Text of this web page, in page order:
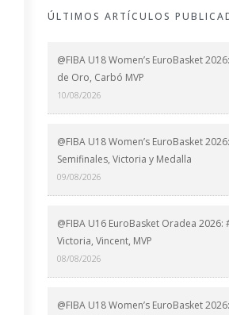
ÚLTIMOS ARTÍCULOS
@FIBA U18 Women’s EuroBasket
de Oro, Carbó MVP
10/08/2026
@FIBA U18 Women’s EuroBasket
Semifinales, Victoria y Medalla
09/08/2026
@FIBA U16 EuroBasket Oradea 2026:
Victoria, Vincent, MVP
08/08/2026
@FIBA U18 Women’s EuroBasket